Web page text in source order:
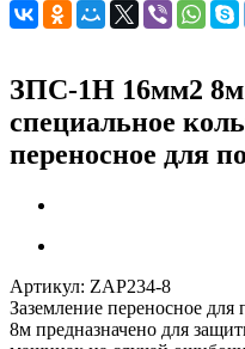
ЗПС-1Н 16мм2
специальное
переносное для
Артикул: ZAP234-8
Заземление переносное
8м предназначено для